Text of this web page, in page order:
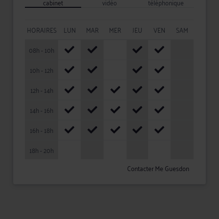
HORAIRES LUN MAR MER JEU VEN
SAM
08h - 10h
10h - 12h
12h - 14h
14h - 16h
16h - 18h
18h - 20h
Contacter Me Guesdon